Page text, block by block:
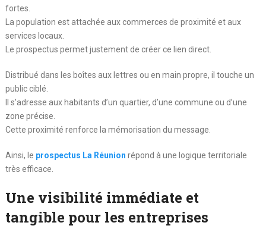
fortes.
La population est attachée aux commerces de proximité et aux
services locaux.
Le prospectus permet justement de créer ce lien direct.
Distribué dans les boîtes aux lettres ou en main propre, il touche un
public ciblé.
Il s’adresse aux habitants d’un quartier, d’une commune ou d’une
zone précise.
Cette proximité renforce la mémorisation du message.
Ainsi, le prospectus La Réunion répond à une logique territoriale
très efficace.
Une visibilité immédiate et
tangible pour les entreprises